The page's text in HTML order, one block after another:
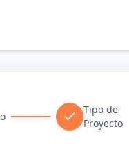
Tipo de
Proyecto